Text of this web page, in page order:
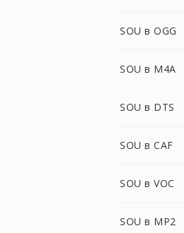
SOU в OGG
SOU в M4A
SOU в DTS
SOU в CAF
SOU в VOC
SOU в MP2